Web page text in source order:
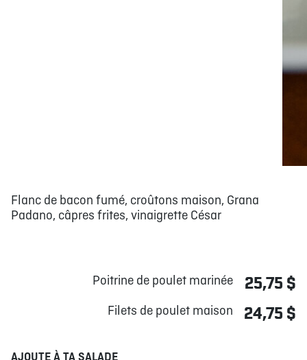
Flanc de bacon fumé, croûtons maison, Grana
Padano, câpres frites, vinaigrette César
Poitrine de poulet marinée 25,75 $
Filets de poulet maison 24,75 $